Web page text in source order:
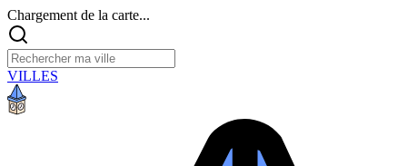
Chargement de la carte...
VILLES